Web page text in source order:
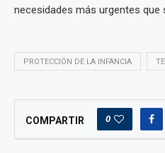
necesidades más urgentes que
PROTECCIÓN DE LA INFANCIA
COMPARTIR 0